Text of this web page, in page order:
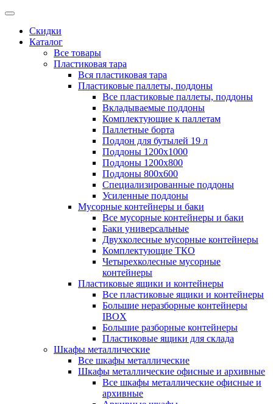
Скидки
Каталог
Все товары
Пластиковая тара
Вся пластиковая тара
Пластиковые паллеты, поддоны
Все пластиковые паллеты, поддоны
Вкладываемые поддоны
Комплектующие к паллетам
Паллетные борта
Поддон для бутылей 19 л
Поддоны 1200х1000
Поддоны 1200х800
Поддоны 800х600
Специализированные поддоны
Усиленные поддоны
Мусорные контейнеры и баки
Все мусорные контейнеры и баки
Баки универсальные
Двухколесные мусорные контейнеры
Комплектующие ТКО
Четырехколесные мусорные
контейнеры
Пластиковые ящики и контейнеры
Все пластиковые ящики и контейнеры
Большие неразборные контейнеры
IBOX
Большие разборные контейнеры
Пластиковые ящики для склада
Шкафы металлические
Все шкафы металлические
Шкафы металлические офисные и архивные
Все шкафы металлические офисные и
архивные